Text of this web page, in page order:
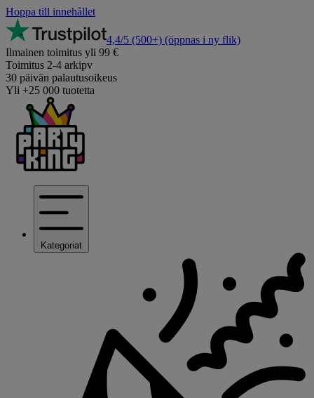
Hoppa till innehållet
4,4/5 (500+) (öppnas i ny flik)
Ilmainen toimitus yli 99 €
Toimitus 2-4 arkipv
30 päivän palautusoikeus
Yli +25 000 tuotetta
Kategoriat